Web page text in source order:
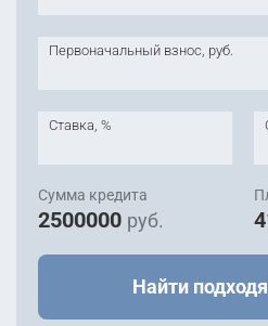
Первоначальный взнос, руб.
Ставка, %
Сумма кредита
2500000 руб.
Найти